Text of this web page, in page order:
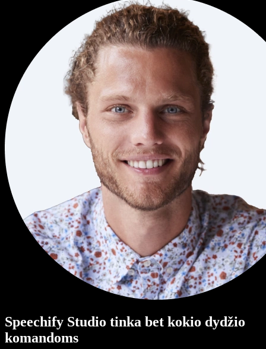
Speechify Studio tinka bet kokio dydžio
komandoms